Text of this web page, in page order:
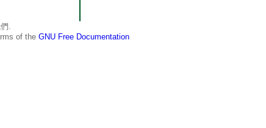
.
of the GNU Free Documentation